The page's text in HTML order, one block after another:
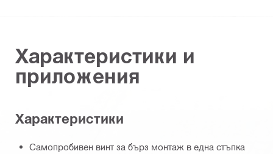
Характеристики и
приложения
Характеристики
Самопробивен винт за бърз монтаж в една стъпка